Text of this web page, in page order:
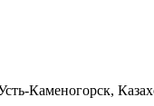
Каменогорск,